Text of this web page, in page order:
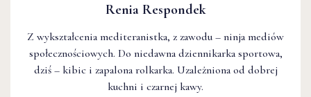
Renia Respondek
Z wykształcenia mediteranistka, z zawodu – ninja mediów
społecznościowych. Do niedawna dziennikarka sportowa,
dziś – kibic i zapalona rolkarka. Uzależniona od dobrej
kuchni i czarnej kawy.